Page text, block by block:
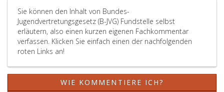
Sie können den Inhalt von Bundes-
Jugendvertretungsgesetz (B-JVG) Fundstelle selbst
erläutern, also einen kurzen eigenen Fachkommentar
verfassen. Klicken Sie einfach einen der nachfolgenden
roten Links an!
WIE KOMMENTIERE ICH?